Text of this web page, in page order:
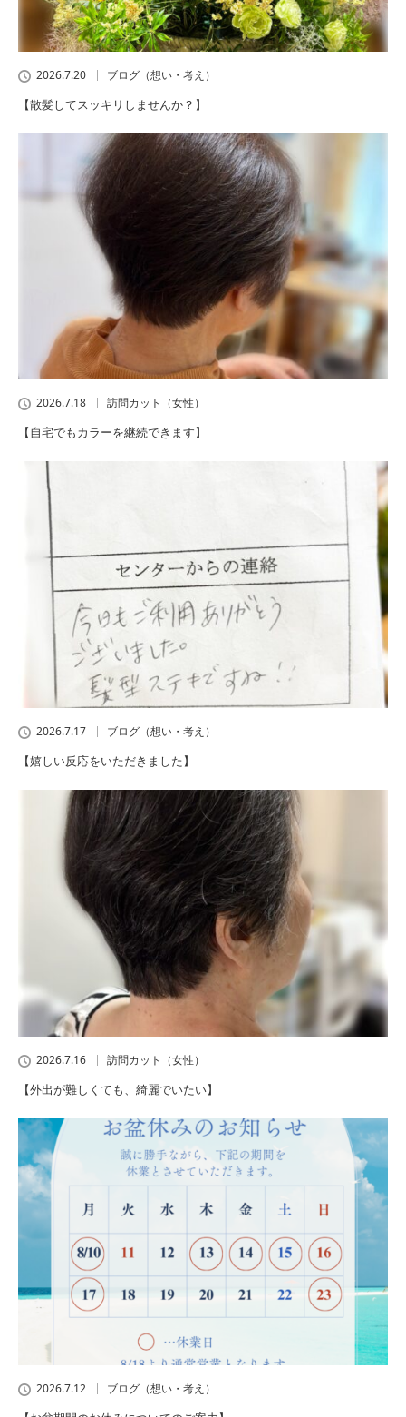
2026.7.20 ブログ（想い・考え）
【散髪してスッキリしませんか？】
2026.7.18 訪問カット（女性）
【自宅でもカラーを継続できます】
2026.7.17 ブログ（想い・考え）
【嬉しい反応をいただきました】
2026.7.16 訪問カット（女性）
【外出が難しくても、綺麗でいたい】
2026.7.12 ブログ（想い・考え）